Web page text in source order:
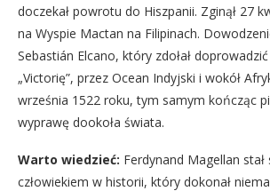
doczekał powrotu do Hiszpanii. Zginął 27
na Wyspie Mactan na Filipinach.
Sebastián Elcano, który zdołał
„Victorię”, przez Ocean Indyjski i wokół
września 1522 roku, tym samym kończąc
wyprawę dookoła świata.
Warto wiedzieć: Ferdynand Magellan
człowiekiem w historii, który dokonał